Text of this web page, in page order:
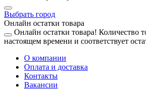
Выбрать город
Онлайн остатки товара
Онлайн остатки товара! Количество
настоящем времени и соответствует
О компании
Оплата и доставка
Контакты
Вакансии